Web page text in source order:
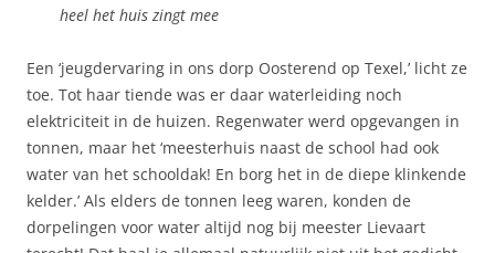
heel het huis zingt mee
Een ‘jeugdervaring in ons dorp Oosterend op Texel,’ licht ze
toe. Tot haar tiende was er daar waterleiding noch
elektriciteit in de huizen. Regenwater werd opgevangen in
tonnen, maar het ‘meesterhuis naast de school had ook
water van het schooldak! En borg het in de diepe klinkende
kelder.’ Als elders de tonnen leeg waren, konden de
dorpelingen voor water altijd nog bij meester Lievaart